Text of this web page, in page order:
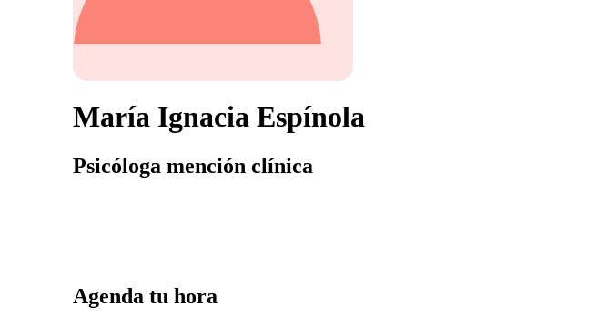
María Ignacia Espínola
Psicóloga mención clínica
Agenda tu hora